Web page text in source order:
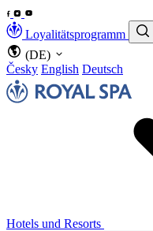
Loyalitätsprogramm
(DE)
Česky English Deutsch
Hotels und Resorts